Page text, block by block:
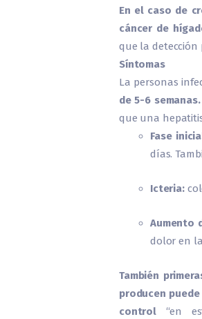
En el caso de
cáncer de
que la detección
Síntomas
La personas
de 5-6 semanas.
que una
Fase
días.
Icteria:
Aumento
dolor en
También
producen
control “en